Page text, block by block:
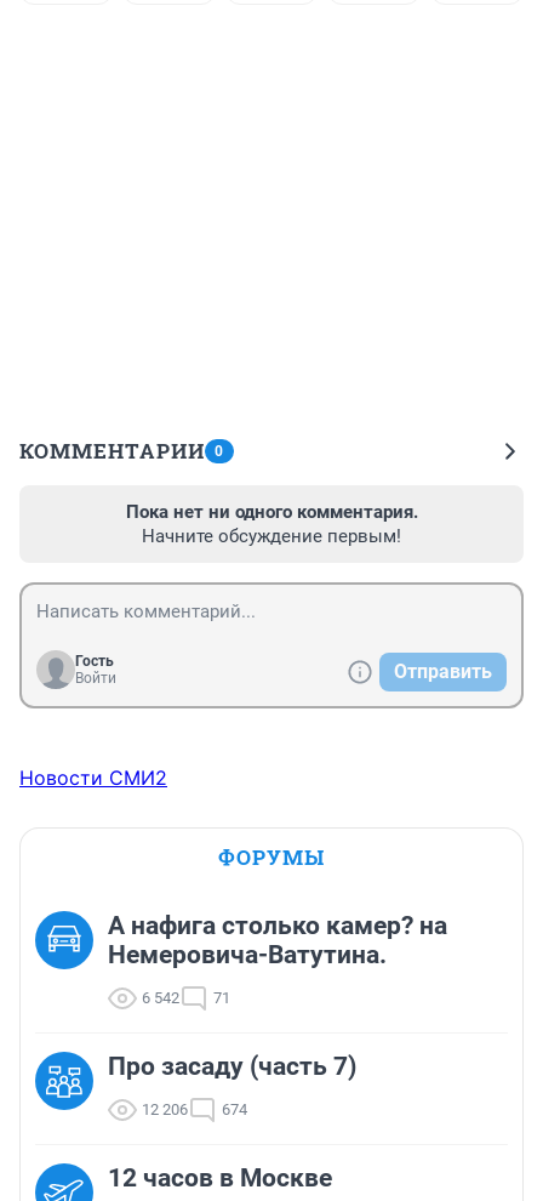
КОММЕНТАРИИ 0
Пока нет ни одного комментария.
Начните обсуждение первым!
Гость
Войти
Отправить
Новости СМИ2
ФОРУМЫ
А нафига столько камер? на
Немеровича-Ватутина.
6 542 71
Про засаду (часть 7)
12 206 674
12 часов в Москве